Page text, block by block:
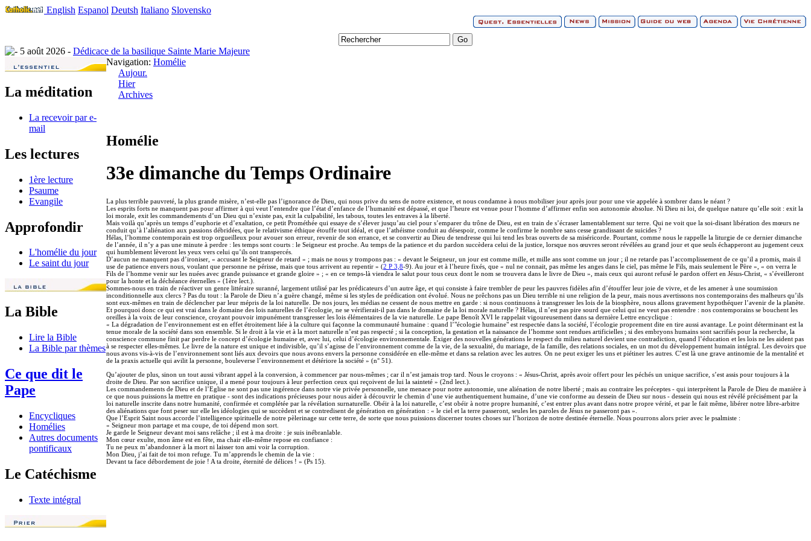
English Espanol Deutsh Italiano Slovensko
5 août 2026 - Dédicace de la basilique Sainte Marie Majeure
La méditation
La recevoir par e-
mail
Les lectures
1ère lecture
Psaume
Evangile
Approfondir
L'homélie du jour
Le saint du jour
La Bible
Lire la Bible
La Bible par thèmes
Ce que dit le
Pape
Encycliques
Homélies
Autres documents
pontificaux
Le Catéchisme
Texte intégral
Navigation: Homélie
Aujour.
Hier
Archives
Homélie
33e dimanche du Temps Ordinaire
La plus terrible pauvreté, la plus grande misère, n’est-elle pas l’ignorance de Dieu, qui nous prive du sens de notre existence, et nous condamne à nous mobiliser jour après jour pour une vie appelée à sombrer dans le néant ?
Les esprits forts ne manquent pas pour affirmer à qui veut l’entendre que l’état d’enfance de l’humanité est dépassé, et que l’heure est venue pour l’homme d’affirmer enfin son autonomie absolue. Ni Dieu ni loi, de quelque nature qu’elle soit : exit la
loi morale, exit les commandements d’un Dieu qui n’existe pas, exit la culpabilité, les tabous, toutes les entraves à la liberté.
Mais voilà qu’après un temps d’euphorie et d’exaltation, ce petit Prométhée qui essaye de s’élever jusqu’au ciel pour s’emparer du trône de Dieu, est en train de s’écraser lamentablement sur terre. Qui ne voit que la soi-disant libération des mœurs ne
conduit qu’à l’aliénation aux passions débridées, que le relativisme éthique étouffe tout idéal, et que l’athéisme conduit au désespoir, comme le confirme le nombre sans cesse grandissant de suicides ?
Hélas, l’homme contemporain est trop orgueilleux pour avouer son erreur, revenir de son errance, et se convertir au Dieu de tendresse qui lui tend les bras ouverts de sa miséricorde. Pourtant, comme nous le rappelle la liturgie de ce dernier dimanche
de l’année, il n’y a pas une minute à perdre : les temps sont courts : le Seigneur est proche. Au temps de la patience et du pardon succèdera celui de la justice, lorsque nos œuvres seront révélées au grand jour et que seuls échapperont au jugement ceux
qui humblement lèveront les yeux vers celui qu’ils ont transpercés.
D’aucun ne manquent pas d’ironiser, « accusant le Seigneur de retard » ; mais ne nous y trompons pas : « devant le Seigneur, un jour est comme mille, et mille ans sont comme un jour ; il ne retarde pas l’accomplissement de ce qu’il a promis, mais il
use de patience envers nous, voulant que personne ne périsse, mais que tous arrivent au repentir » (2 P 3,8-9). Au jour et à l’heure fixés, que « nul ne connait, pas même les anges dans le ciel, pas même le Fils, mais seulement le Père », « on verra le
Fils de l’homme venir sur les nuées avec grande puissance et grande gloire » ; « en ce temps-là viendra le salut pour tous ceux dont le nom se trouvera dans le livre de Dieu », mais ceux qui auront refusé le pardon offert en Jésus-Christ, « s’éveilleront
pour la honte et la déchéance éternelles » (1ère lect.).
Sommes-nous en train de réactiver un genre littéraire suranné, largement utilisé par les prédicateurs d’un autre âge, et qui consiste à faire trembler de peur les pauvres fidèles afin d’étouffer leur joie de vivre, et de les amener à une soumission
inconditionnelle aux clercs ? Pas du tout : la Parole de Dieu n’a guère changé, même si les styles de prédication ont évolué. Nous ne prêchons pas un Dieu terrible ni une religion de la peur, mais nous avertissons nos contemporains des malheurs qu’ils
sont eux-mêmes en train de déclencher par leur mépris de la loi naturelle. De nos jours, les médias ne cessent de nous mettre en garde : si nous continuons à transgresser les lois de la biosphère, nous allons gravement hypothéquer l’avenir de la planète.
Et pourquoi donc ce qui est vrai dans le domaine des lois naturelles de l’écologie, ne se vérifierait-il pas dans le domaine de la loi morale naturelle ? Hélas, il n’est pas pire sourd que celui qui ne veut pas entendre : nos contemporains se bouchent les
oreilles à la voix de leur conscience, croyant pouvoir impunément transgresser les lois élémentaires de la vie naturelle. Le pape Benoît XVI le rappelait vigoureusement dans sa dernière Lettre encyclique :
« La dégradation de l’environnement est en effet étroitement liée à la culture qui façonne la communauté humaine : quand l’"écologie humaine" est respectée dans la société, l’écologie proprement dite en tire aussi avantage. Le point déterminant est la
tenue morale de la société dans son ensemble. Si le droit à la vie et à la mort naturelle n’est pas respecté ; si la conception, la gestation et la naissance de l’homme sont rendues artificielles ; si des embryons humains sont sacrifiés pour la recherche, la
conscience commune finit par perdre le concept d’écologie humaine et, avec lui, celui d’écologie environnementale. Exiger des nouvelles générations le respect du milieu naturel devient une contradiction, quand l’éducation et les lois ne les aident pas
à se respecter elles-mêmes. Le livre de la nature est unique et indivisible, qu’il s’agisse de l’environnement comme de la vie, de la sexualité, du mariage, de la famille, des relations sociales, en un mot du développement humain intégral. Les devoirs que
nous avons vis-à-vis de l’environnement sont liés aux devoirs que nous avons envers la personne considérée en elle-même et dans sa relation avec les autres. On ne peut exiger les uns et piétiner les autres. C’est là une grave antinomie de la mentalité et
de la praxis actuelle qui avilit la personne, bouleverse l’environnement et détériore la société » (n° 51).
Qu’ajouter de plus, sinon un tout aussi vibrant appel à la conversion, à commencer par nous-mêmes ; car il n’est jamais trop tard. Nous le croyons : « Jésus-Christ, après avoir offert pour les péchés un unique sacrifice, s’est assis pour toujours à la
droite de Dieu. Par son sacrifice unique, il a mené pour toujours à leur perfection ceux qui reçoivent de lui la sainteté » (2nd lect.).
Les commandements de Dieu et de l’Eglise ne sont pas une ingérence dans notre vie privée personnelle, une menace pour notre autonomie, une aliénation de notre liberté ; mais au contraire les préceptes - qui interprètent la Parole de Dieu de manière à
ce que nous puissions la mettre en pratique - sont des indications précieuses pour nous aider à découvrir le chemin d’une vie authentiquement humaine, d’une vie conforme au dessein de Dieu sur nous - dessein qui nous est révélé précisément par la
loi naturelle inscrite dans notre humanité, confirmée et complétée par la révélation surnaturelle. Obéir à la loi naturelle, c’est obéir à notre propre humanité, c’est entrer plus avant dans notre propre vérité, et par le fait même, libérer notre libre-arbitre
des aliénations que font peser sur elle les idéologies qui se succèdent et se contredisent de génération en génération : « le ciel et la terre passeront, seules les paroles de Jésus ne passeront pas ».
Que l’Esprit Saint nous accorde l’intelligence spirituelle de notre pèlerinage sur cette terre, de sorte que nous puissions discerner toutes choses sur l’horizon de notre destinée éternelle. Nous pourrons alors prier avec le psalmiste :
« Seigneur mon partage et ma coupe, de toi dépend mon sort.
Je garde le Seigneur devant moi sans relâche ; il est à ma droite : je suis inébranlable.
Mon cœur exulte, mon âme est en fête, ma chair elle-même repose en confiance :
Tu ne peux m’abandonner à la mort ni laisser ton ami voir la corruption.
Mon Dieu, j’ai fait de toi mon refuge. Tu m’apprends le chemin de la vie :
Devant ta face débordement de joie ! A ta droite, éternité de délices ! » (Ps 15).